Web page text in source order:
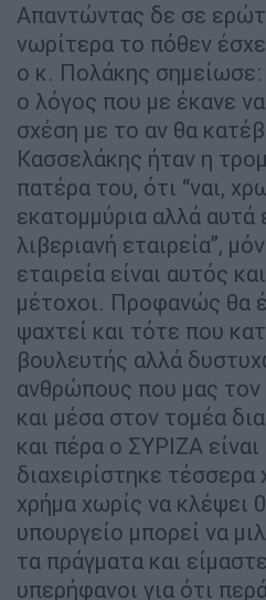
Απαντώντας δε σε
νωρίτερα το πόθεν
ο κ. Πολάκης
ο λόγος που με έκανε
σχέση με το αν θα
Κασσελάκης ήταν η
πατέρα του, ότι “ναι,
εκατομμύρια αλλά αυτά
λιβεριανή εταιρεία”,
εταιρεία είναι αυτός
μέτοχοι. Προφανώς θα
ψαχτεί και τότε που
βουλευτής αλλά
ανθρώπους που μας τον
και μέσα στον τομέα
και πέρα ο ΣΥΡΙΖΑ
διαχειρίστηκε τέσσερα
χρήμα χωρίς να κλέψει
υπουργείο μπορεί να
τα πράγματα και
υπερήφανοι για ότι